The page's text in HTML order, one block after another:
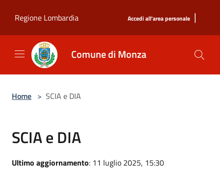
Regione Lombardia
Accedi all'area personale |
Comune di Monza
Home > SCIA e DIA
SCIA e DIA
Ultimo aggiornamento: 11 luglio 2025, 15:30